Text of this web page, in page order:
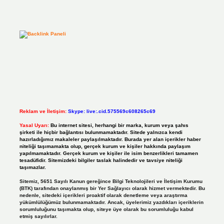
Reklam ve İletişim: Skype: live:.cid.575569c608265c69
Yasal Uyarı: Bu internet sitesi, herhangi bir marka, kurum veya şahıs
şirketi ile hiçbir bağlantısı bulunmamaktadır. Sitede yalnızca kendi
hazırladığımız makaleler paylaşılmaktadır. Burada yer alan içerikler haber
niteliği taşımamakta olup, gerçek kurum ve kişiler hakkında paylaşım
yapılmamaktadır. Gerçek kurum ve kişiler ile isim benzerlikleri tamamen
tesadüfidir. Sitemizdeki bilgiler taslak halindedir ve tavsiye niteliği
taşımazlar.
Sitemiz, 5651 Sayılı Kanun gereğince Bilgi Teknolojileri ve İletişim Kurumu
(BTK) tarafından onaylanmış bir Yer Sağlayıcı olarak hizmet vermektedir. Bu
nedenle, sitedeki içerikleri proaktif olarak denetleme veya araştırma
yükümlülüğümüz bulunmamaktadır. Ancak, üyelerimiz yazdıkları içeriklerin
sorumluluğunu taşımakta olup, siteye üye olarak bu sorumluluğu kabul
etmiş sayılırlar.